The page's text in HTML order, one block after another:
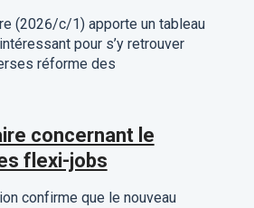
(2026/c/1) apporte un tableau
pour s’y retrouver
réforme des
concernant le
flexi-jobs
confirme que le nouveau